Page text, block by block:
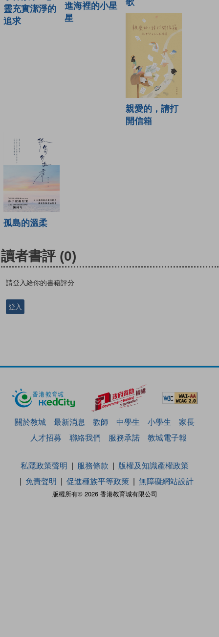
靈充實潔淨的
追求
進海裡的小星
星
歌
親愛的，請打
開信箱
孤島的溫柔
讀者書評 (0)
請登入給你的書籍評分
登入
關於教城 最新消息 教師 中學生 小學生
家長
人才招募
聯絡我們 服務承諾 教城電子報
版權所有© 2026 香港教育城有限公司
私隱政策聲明 服務條款
版權及知識產權政策
免責聲明
促進種族平等政策 無障礙網站設計